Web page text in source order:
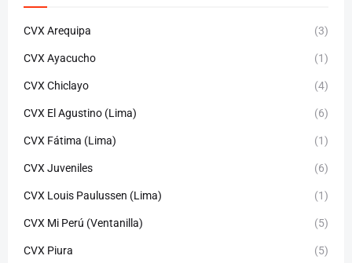
CVX Arequipa (3)
CVX Ayacucho (1)
CVX Chiclayo (4)
CVX El Agustino (Lima) (6)
CVX Fátima (Lima) (1)
CVX Juveniles (6)
CVX Louis Paulussen (Lima) (1)
CVX Mi Perú (Ventanilla) (5)
CVX Piura (5)